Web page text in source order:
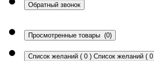
Обратный звонок
Просмотренные товары (0)
Список желаний ( 0 ) Список желаний ( 0